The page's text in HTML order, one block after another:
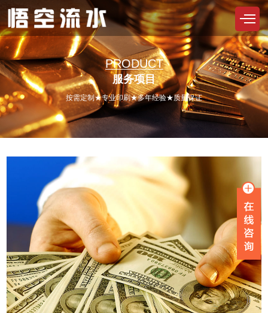
PRODUCT
服务项目
按需定制★专业印刷★多年经验★质量保证